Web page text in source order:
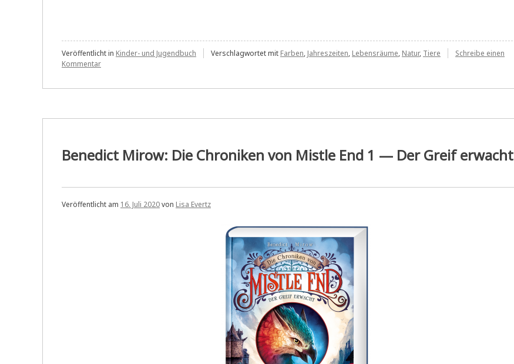
Veröffentlicht in Kinder- und Jugendbuch Verschlagwortet mit Farben, Jahreszeiten, Lebensräume, Natur, Tiere
Schreibe einen
Kommentarzu
Hegarty:
Wie
die
Benedict Mirow: Die Chroniken von Mistle End 1 — Der Greif erwacht
Veröffentlicht am 16. Juli 2020von Lisa Evertz